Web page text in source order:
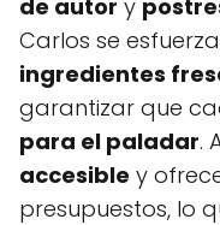
de autor y
Carlos se
ingredientes
garantizar que
para el paladar.
accesible y
presupuestos, lo